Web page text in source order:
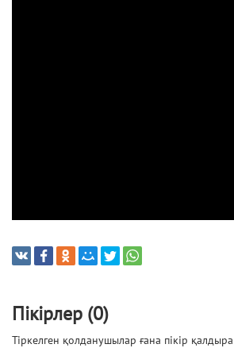
Пікірлер (0)
Тіркелген қолданушылар ғана пікір